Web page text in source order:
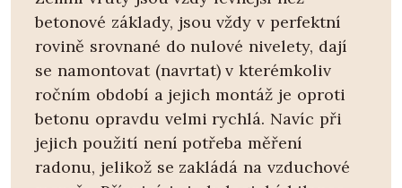
betonové základy, jsou vždy v perfektní
rovině srovnané do nulové nivelety, dají
se namontovat (navrtat) v kterémkoliv
ročním období a jejich montáž je oproti
betonu opravdu velmi rychlá. Navíc při
jejich použití není potřeba měření
radonu, jelikož se zakládá na vzduchové